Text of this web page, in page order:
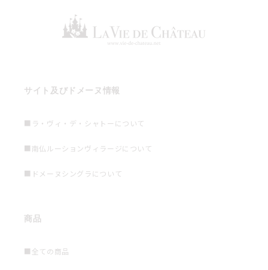
サイト及びドメーヌ情報
■ラ・ヴィ・デ・シャトーについて
■南仏ルーションヴィラージについて
■ドメーヌシングラについて
商品
■全ての商品